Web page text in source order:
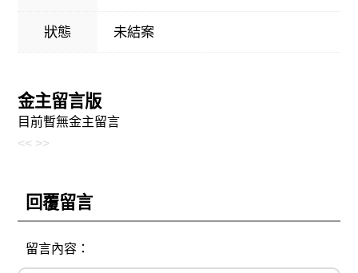
狀態 未結案
金主留言版
目前暫無金主留言
<< >>
回覆留言
留言內容：